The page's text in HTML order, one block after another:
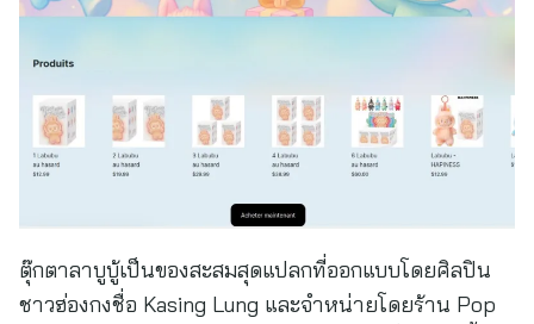
ตุ๊กตาลาบูบู้เป็นของสะสมสุดแปลกที่ออกแบบโดยศิลปิน
ชาวฮ่องกงชื่อ Kasing Lung และจำหน่ายโดยร้าน Pop